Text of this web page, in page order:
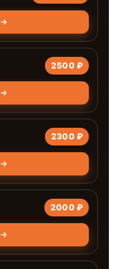
2500 ₽
2300 ₽
2000 ₽